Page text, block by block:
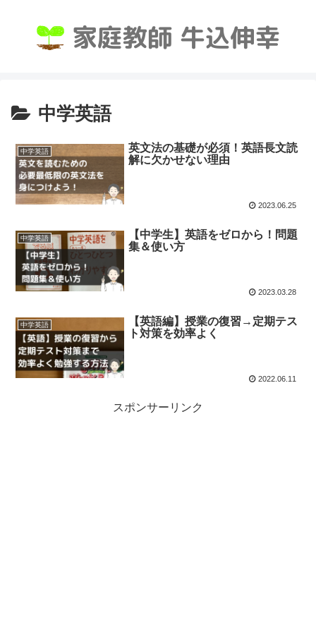
中学英語
中学英語
英文法の基礎が必須！英語長文読
解に欠かせない理由
2023.06.25
中学英語
【中学生】英語をゼロから！問題
集＆使い方
2023.03.28
中学英語
【英語編】授業の復習→定期テス
ト対策を効率よく
2022.06.11
スポンサーリンク